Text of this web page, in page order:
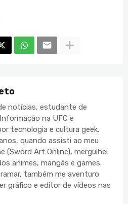
notícias, estudante de
na UFC e
tecnologia e cultura geek.
quando assisti ao meu
(Sword Art Online), mergulhei
animes, mangás e games.
também me aventuro
gráfico e editor de vídeos nas